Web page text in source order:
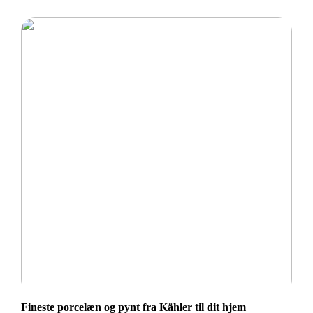
Fineste porcelæn og pynt fra Kähler til dit hjem